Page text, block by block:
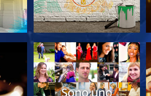
ESPLORA LE SERIE